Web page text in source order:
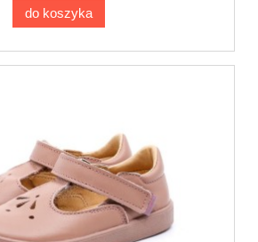
do koszyka